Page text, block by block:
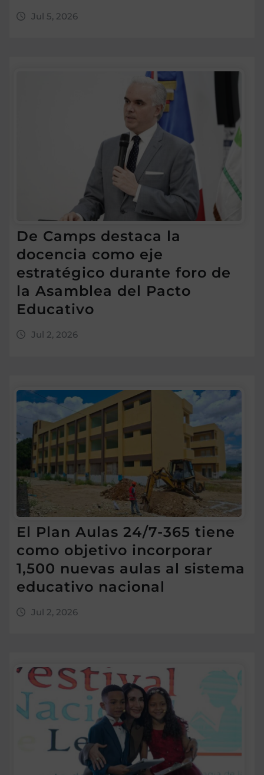
Jul 5, 2026
De Camps destaca la
docencia como eje
estratégico durante foro de
la Asamblea del Pacto
Educativo
Jul 2, 2026
El Plan Aulas 24/7-365 tiene
como objetivo incorporar
1,500 nuevas aulas al sistema
educativo nacional
Jul 2, 2026